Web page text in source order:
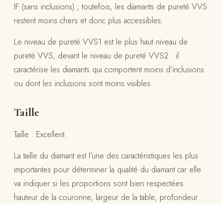
IF (sans inclusions) ; toutefois, les diamants de pureté VVS
restent moins chers et donc plus accessibles.
Le niveau de pureté VVS1 est le plus haut niveau de
pureté VVS, devant le niveau de pureté VVS2 : il
caractérise les diamants qui comportent moins d’inclusions
ou dont les inclusions sont moins visibles.
Taille
Taille : Excellent.
La taille du diamant est l’une des caractéristiques les plus
importantes pour déterminer la qualité du diamant car elle
va indiquer si les proportions sont bien respectées :
hauteur de la couronne, largeur de la table, profondeur